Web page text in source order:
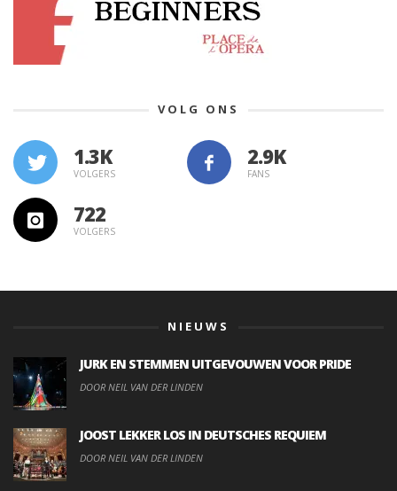
VOLG ONS
1.3K
VOLGERS FANS
722
VOLGERS
NIEUWS
JURK EN STEMMEN UITGEVOUWEN VOOR PRIDE
DOOR NEIL VAN DER LINDEN
JOOST LEKKER LOS IN DEUTSCHES REQUIEM
DOOR NEIL VAN DER LINDEN